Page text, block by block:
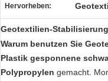
Hervorheben:
Geotextilien-
Warum benutzen Sie
Plastik gesponnene
Polypropylen gemacht.